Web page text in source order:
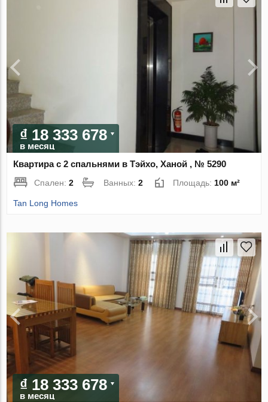
₫ 18 333 678
в месяц
Квартира с 2 спальнями в Тэйхо, Ханой , № 5290
Спален:2 Ванных:2 Площадь:100 м²
Tan Long Homes
₫ 18 333 678
в месяц